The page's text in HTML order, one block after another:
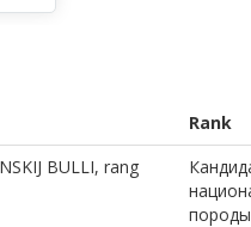
Rank
BULLI, rang
породы